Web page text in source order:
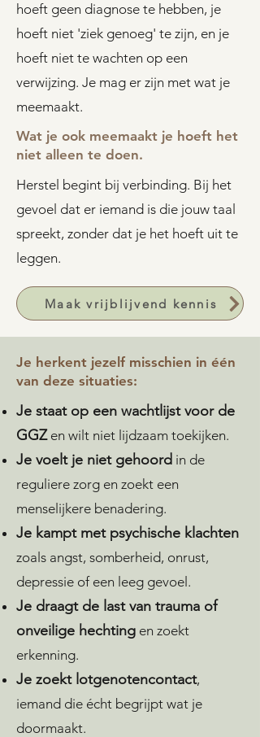
hoeft geen diagnose te hebben, je
hoeft niet 'ziek genoeg' te zijn, en je
hoeft niet te wachten op een
verwijzing. Je mag er zijn met wat je
meemaakt.
Wat je ook meemaakt je hoeft het
niet alleen te doen.
Herstel begint bij verbinding. Bij het
gevoel dat er iemand is die jouw taal
spreekt, zonder dat je het hoeft uit te
leggen.
Maak vrijblijvend kennis
Je herkent jezelf misschien in één
van deze situaties:
Je staat op een wachtlijst voor de
GGZen wilt niet lijdzaam toekijken.
Je voelt je niet gehoord in de
reguliere zorg en zoekt een
menselijkere benadering.
Je kampt met psychische klachten
zoals angst, somberheid, onrust,
depressie of een leeg gevoel.
Je draagt de last van trauma of
onveilige hechting en zoekt
erkenning.
Je zoekt lotgenotencontact,
iemand die écht begrijpt wat je
doormaakt.